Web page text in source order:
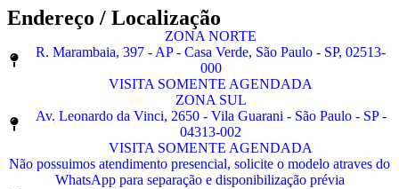
Endereço / Localização
ZONA NORTE
R. Marambaia, 397 - AP - Casa Verde, São Paulo - SP, 02513-
000
VISITA SOMENTE AGENDADA
ZONA SUL
Av. Leonardo da Vinci, 2650 - Vila Guarani - São Paulo - SP -
04313-002
VISITA SOMENTE AGENDADA
Não possuimos atendimento presencial, solicite o modelo atraves do
WhatsApp para separação e disponibilização prévia